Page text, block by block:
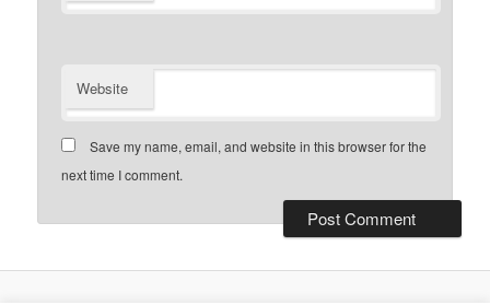
Website
Save my name, email, and website in this browser for the
next time I comment.